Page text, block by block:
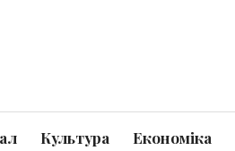
Культура Економіка